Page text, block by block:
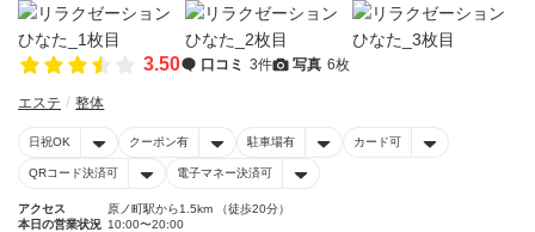
3.50 口コミ 3件 写真 6枚
エステ 整体
日祝OK クーポン有 駐車場有 カード可
QRコード決済可 電子マネー決済可
アクセス
原ノ町駅から1.5km （徒歩20分）
本日の営業状況 10:00〜20:00